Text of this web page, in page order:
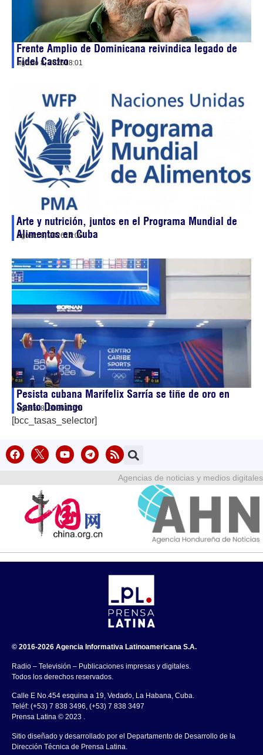
Frente Amplio de Dominicana reivindica legado de
Fidel Castro
agosto 8, 202618:01
Arte y nutrición, juntos en el Programa Mundial de
Alimentos en Cuba
agosto 8, 202614:05
Pesista cubana Marifelix Sarría se tiñe de oro en
Santo Domingo
agosto 8, 202613:28
[bcc_tasas_selector]
Agencias de noticias y medios digitales
© 2016-2026 Agencia Informativa Latinoamericana S.A.
Radio – Televisión – Publicaciones impresas y digitales.
Todos los derechos reservados.
Calle E No.454 esquina a 19, Vedado, La Habana, Cuba.
Teléf: (+53) 7 838 3496, (+53) 7 838 3497
Prensa Latina © 2023 .
Sitio diseñado y desarrollado por el Departamento de Desarrollo de la
Dirección Técnica de Prensa Latina.